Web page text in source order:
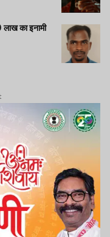
का इनामी